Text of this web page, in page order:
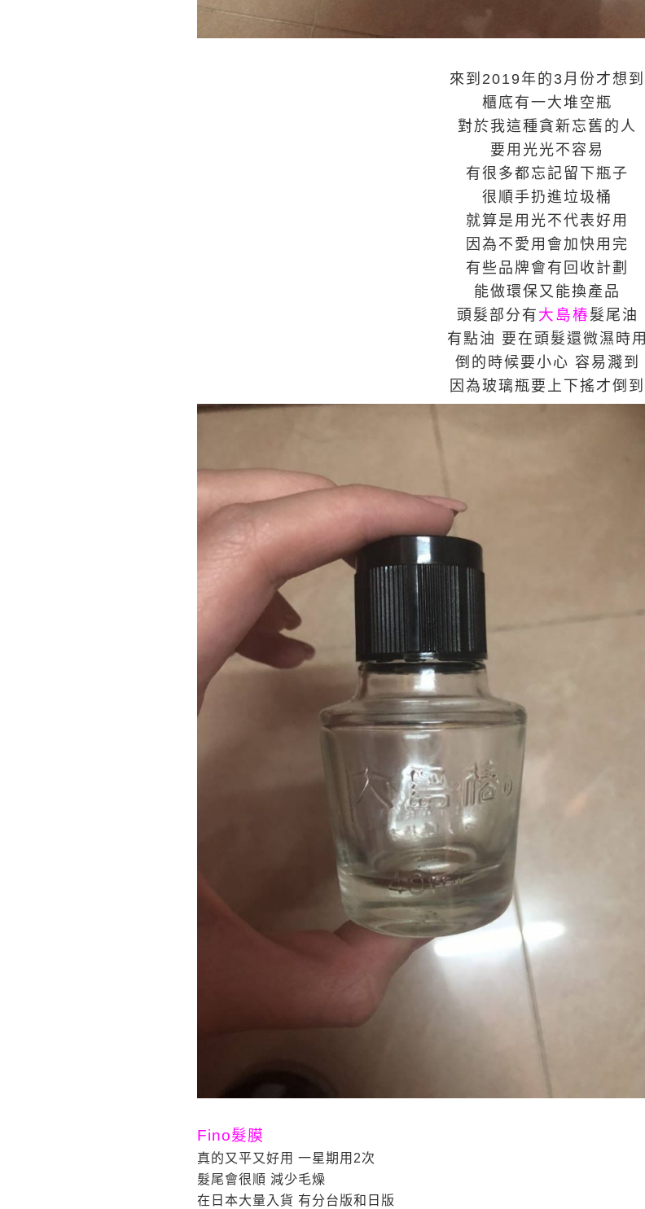
來到2019年的3月份才想到
櫃底有一大堆空瓶
對於我這種貪新忘舊的人
要用光光不容易
有很多都忘記留下瓶子
很順手扔進垃圾桶
就算是用光不代表好用
因為不愛用會加快用完
有些品牌會有回收計劃
能做環保又能換產品
頭髮部分有 大島樁 髮尾油
有點油 要在頭髮還微濕時用
倒的時候要小心 容易濺到
因為玻璃瓶要上下搖才倒到
Fino髮膜
真的又平又好用 一星期用2次
髮尾會很順 減少毛燥
在日本大量入貨 有分台版和日版